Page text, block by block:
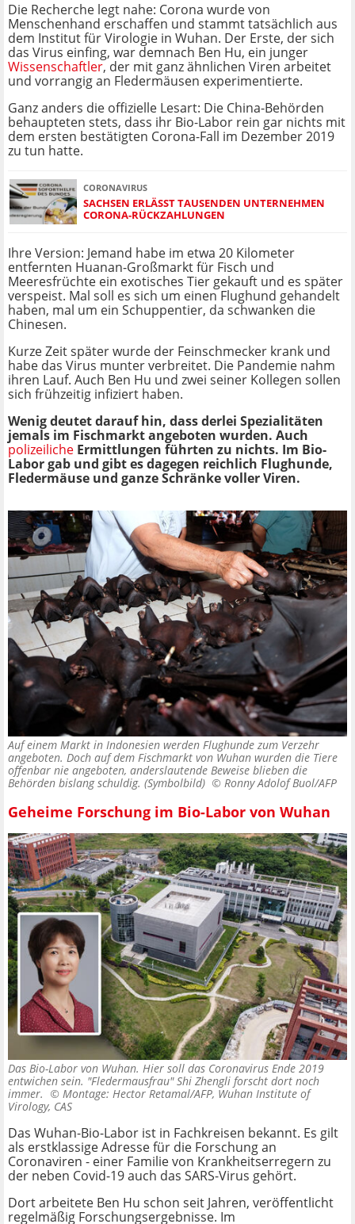
Die Recherche legt nahe: Corona wurde von
Menschenhand erschaffen und stammt tatsächlich aus
dem Institut für Virologie in Wuhan. Der Erste, der sich
das Virus einfing, war demnach Ben Hu, ein junger
Wissenschaftler, der mit ganz ähnlichen Viren arbeitet
und vorrangig an Fledermäusen experimentierte.
Ganz anders die offizielle Lesart: Die China-Behörden
behaupteten stets, dass ihr Bio-Labor rein gar nichts mit
dem ersten bestätigten Corona-Fall im Dezember 2019
zu tun hatte.
CORONAVIRUS
SACHSEN ERLÄSST TAUSENDEN UNTERNEHMEN
CORONA-RÜCKZAHLUNGEN
Ihre Version: Jemand habe im etwa 20 Kilometer
entfernten Huanan-Großmarkt für Fisch und
Meeresfrüchte ein exotisches Tier gekauft und es später
verspeist. Mal soll es sich um einen Flughund gehandelt
haben, mal um ein Schuppentier, da schwanken die
Chinesen.
Kurze Zeit später wurde der Feinschmecker krank und
habe das Virus munter verbreitet. Die Pandemie nahm
ihren Lauf. Auch Ben Hu und zwei seiner Kollegen sollen
sich frühzeitig infiziert haben.
Wenig deutet darauf hin, dass derlei Spezialitäten
jemals im Fischmarkt angeboten wurden. Auch
polizeiliche Ermittlungen führten zu nichts. Im Bio-
Labor gab und gibt es dagegen reichlich Flughunde,
Fledermäuse und ganze Schränke voller Viren.
Auf einem Markt in Indonesien werden Flughunde zum Verzehr
angeboten. Doch auf dem Fischmarkt von Wuhan wurden die Tiere
offenbar nie angeboten, anderslautende Beweise blieben die
Behörden bislang schuldig. (Symbolbild) © Ronny Adolof Buol/AFP
Geheime Forschung im Bio-Labor von Wuhan
Das Bio-Labor von Wuhan. Hier soll das Coronavirus Ende 2019
entwichen sein. "Fledermausfrau" Shi Zhengli forscht dort noch
immer. © Montage: Hector Retamal/AFP, Wuhan Institute of
Virology, CAS
Das Wuhan-Bio-Labor ist in Fachkreisen bekannt. Es gilt
als erstklassige Adresse für die Forschung an
Coronaviren - einer Familie von Krankheitserregern zu
der neben Covid-19 auch das SARS-Virus gehört.
Dort arbeitete Ben Hu schon seit Jahren, veröffentlicht
regelmäßig Forschungsergebnisse. Im